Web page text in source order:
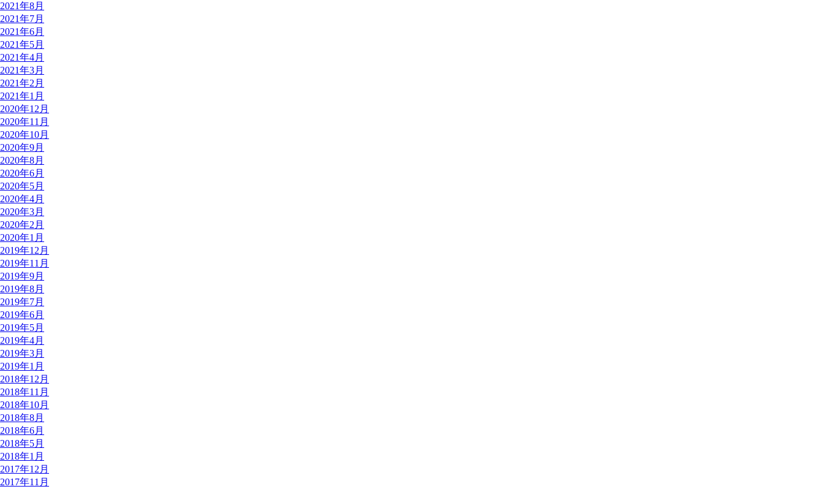
2021年8月
2021年7月
2021年6月
2021年5月
2021年4月
2021年3月
2021年2月
2021年1月
2020年12月
2020年11月
2020年10月
2020年9月
2020年8月
2020年6月
2020年5月
2020年4月
2020年3月
2020年2月
2020年1月
2019年12月
2019年11月
2019年9月
2019年8月
2019年7月
2019年6月
2019年5月
2019年4月
2019年3月
2019年1月
2018年12月
2018年11月
2018年10月
2018年8月
2018年6月
2018年5月
2018年1月
2017年12月
2017年11月